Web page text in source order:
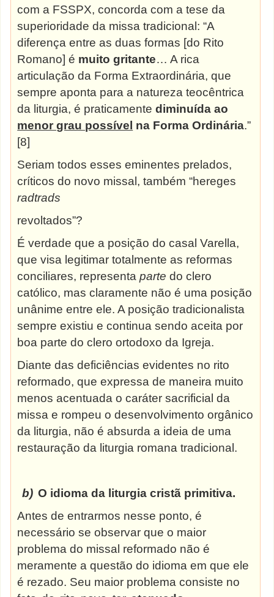
com a FSSPX, concorda com a tese da
superioridade da missa tradicional: “A
diferença entre as duas formas [do Rito
Romano] é muito gritante… A rica
articulação da Forma Extraordinária, que
sempre aponta para a natureza teocêntrica
da liturgia, é praticamentediminuída ao
menor grau possível na Forma Ordinária.”
[8]
Seriam todos esses eminentes prelados,
críticos do novo missal, também “hereges
radtrads
revoltados”?
É verdade que a posição do casal Varella,
que visa legitimar totalmente as reformas
conciliares, representapartedo clero
católico, mas claramente não é uma posição
unânime entre ele. A posição tradicionalista
sempre existiu e continua sendo aceita por
boa parte do clero ortodoxo da Igreja.
Diante das deficiências evidentes no rito
reformado, que expressa de maneira muito
menos acentuada o caráter sacrificial da
missa e rompeu o desenvolvimento orgânico
da liturgia, não é absurda a ideia de uma
restauração da liturgia romana tradicional.
b) O idioma da liturgia cristã primitiva.
Antes de entrarmos nesse ponto, é
necessário se observar que o maior
problema do missal reformado não é
meramente a questão do idioma em que ele
é rezado. Seu maior problema consiste no